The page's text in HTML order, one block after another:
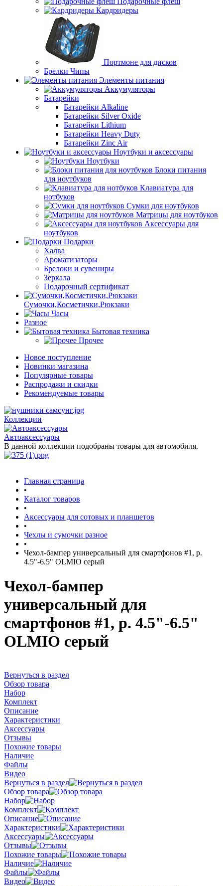
Кардридеры
Портмоне для дисков
Брелки Чипы
Элементы питания
Аккумуляторы
Батарейки
Батарейки Alkaline
Батарейки Silver Oxide
Батарейки Lithium
Батарейки Heavy Duty
Батарейки Zinc Air
Ноутбуки и аксессуары
Ноутбуки
Блоки питания
для ноутбуков
Клавиатура для
нотбуков
Сумки для ноутбуков
Матрицы для ноутбуков
Аксессуары для
ноутбуков
Подарки
Халва
Ароматизаторы
Брелоки и сувениры
Зеркала
Подарочный сертификат
Сумочки,Косметички,Рюкзаки
Часы
Разное
Бытовая техника
Прочее
Новое поступление
Новинки магазина
Популярные товары
Распродажи и скидки
Рекомендуемые товары
Коллекции
Автоаксессуары
В данной коллекции подобраны товары для автомобиля.
Главная страница
•
Каталог товаров
•
Аксессуары для сотовых и планшетов
•
Чехлы и сумочки разное
•
Чехол-бампер универсальный для смартфонов #1, р.
4.5"-6.5" OLMIO серый
Чехол-бампер
универсальный для
смартфонов #1, р. 4.5"-6.5"
OLMIO серый
Вернуться в раздел
Обзор товара
Набор
Комплект
Описание
Характеристики
Аксессуары
Отзывы
Похожие товары
Наличие
Файлы
Видео
Вернуться в раздел
Обзор товара
Набор
Комплект
Описание
Характеристики
Аксессуары
Отзывы
Похожие товары
Наличие
Файлы
Видео